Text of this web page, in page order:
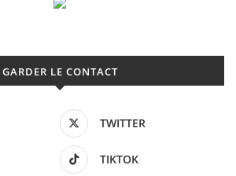
GARDER LE CONTACT
TWITTER
TIKTOK